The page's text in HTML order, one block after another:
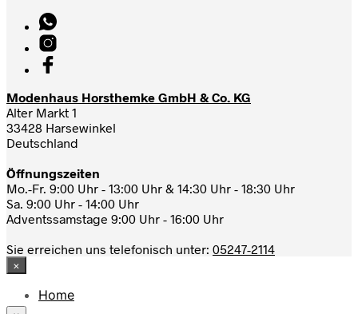
Modenhaus Horsthemke GmbH & Co. KG
Alter Markt 1
33428 Harsewinkel
Deutschland
Öffnungszeiten
Mo.-Fr. 9:00 Uhr - 13:00 Uhr & 14:30 Uhr - 18:30 Uhr
Sa. 9:00 Uhr - 14:00 Uhr
Adventssamstage 9:00 Uhr - 16:00 Uhr
Sie erreichen uns telefonisch unter: 05247-2114
×
Home